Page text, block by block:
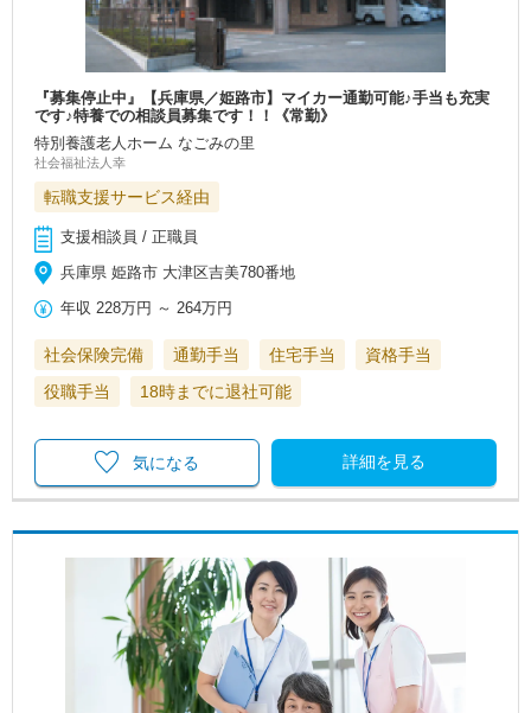
『募集停止中』【兵庫県／姫路市】マイカー通勤可能♪手当も充実
です♪特養での相談員募集です！！《常勤》
特別養護老人ホーム なごみの里
社会福祉法人幸
転職支援サービス経由
支援相談員 / 正職員
兵庫県 姫路市 大津区吉美780番地
年収 228万円 ～ 264万円
社会保険完備 通勤手当 住宅手当
資格手当
役職手当
18時までに退社可能
詳細を見る
気になる